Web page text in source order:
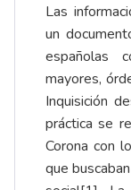
Las
un
españolas
mayores,
Inquisición
práctica se
Corona con
que